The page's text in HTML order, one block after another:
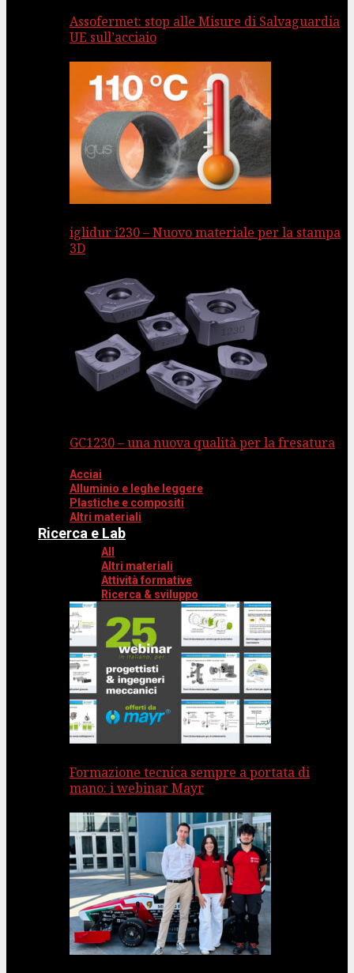
Assofermet: stop alle Misure di Salvaguardia
UE sull’acciaio
iglidur i230 – Nuovo materiale per la stampa
3D
GC1230 – una nuova qualità per la fresatura
Acciai
Alluminio e leghe leggere
Plastiche e compositi
Altri materiali
Ricerca e Lab
All
Altri materiali
Attività formative
Ricerca & sviluppo
Formazione tecnica sempre a portata di
mano: i webinar Mayr